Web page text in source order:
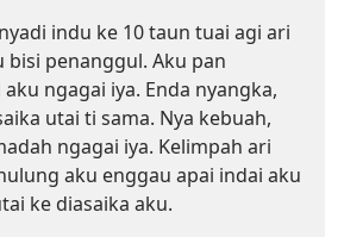
indu ke 10 taun tuai agi ari
bisi penanggul. Aku pan
ngagai iya. Enda nyangka,
utai ti sama. Nya kebuah,
ngagai iya. Kelimpah ari
aku enggau apai indai aku
ke diasaika aku.